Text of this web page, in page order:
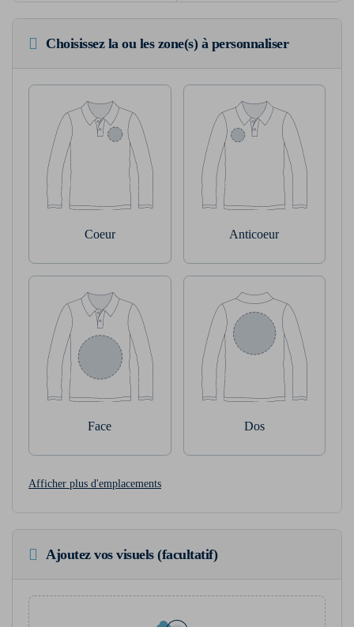
Choisissez la ou les zone(s) à personnaliser
Coeur Anticoeur
Face Dos
Afficher plus d'emplacements
Ajoutez vos visuels (facultatif)